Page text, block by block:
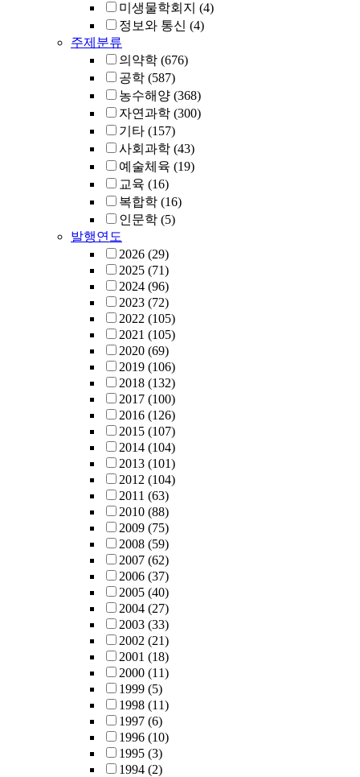
미생물학회지 (4)
정보와 통신 (4)
주제분류
의약학 (676)
공학 (587)
농수해양 (368)
자연과학 (300)
기타 (157)
사회과학 (43)
예술체육 (19)
교육 (16)
복합학 (16)
인문학 (5)
발행연도
2026 (29)
2025 (71)
2024 (96)
2023 (72)
2022 (105)
2021 (105)
2020 (69)
2019 (106)
2018 (132)
2017 (100)
2016 (126)
2015 (107)
2014 (104)
2013 (101)
2012 (104)
2011 (63)
2010 (88)
2009 (75)
2008 (59)
2007 (62)
2006 (37)
2005 (40)
2004 (27)
2003 (33)
2002 (21)
2001 (18)
2000 (11)
1999 (5)
1998 (11)
1997 (6)
1996 (10)
1995 (3)
1994 (2)